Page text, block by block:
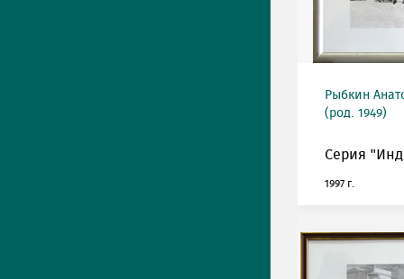
Рыбкин
(род. 1949)
Серия
1997 г.